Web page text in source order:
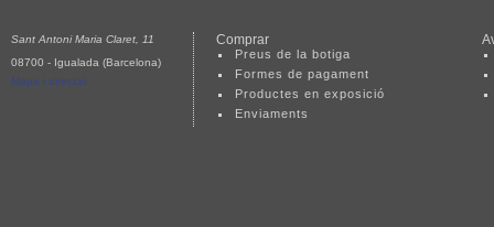
Sant Antoni Maria Claret, 11
08700 - Igualada (Barcelona)
Mapa i direcció
Comprar
Preus de la botiga
Formes de pagament
Productes en exposició
Enviaments